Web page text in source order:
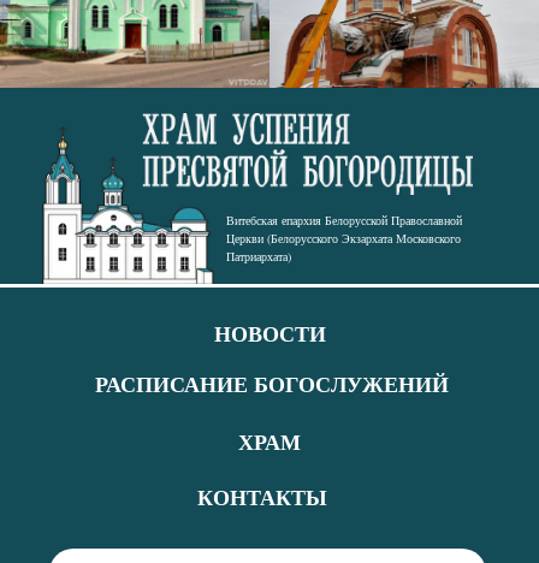
Витебская епархия Белорусской Православной
Церкви (Белорусского Экзархата Московского
Патриархата)
НОВОСТИ
РАСПИСАНИЕ БОГОСЛУЖЕНИЙ
ХРАМ
КОНТАКТЫ